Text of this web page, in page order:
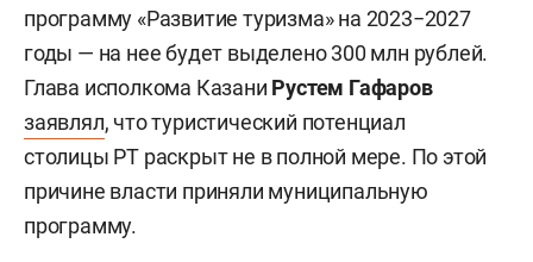
программу «Развитие туризма» на 2023−2027
годы — на нее будет выделено 300 млн рублей.
Глава исполкома Казани Рустем Гафаров
заявлял, что туристический потенциал
столицы РТ раскрыт не в полной мере. По этой
причине власти приняли муниципальную
программу.